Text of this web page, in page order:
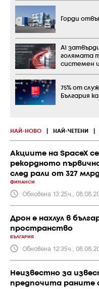
НАЙ-НОВО НАЙ-ЧЕТЕНИ
Акциите на SpaceX
рекордното
след рали от 327
ФИНАНСИ
Обновена 13:25ч.,
Дрон е нахлул в
пространство
БЪЛГАРИЯ
Обновена 12:35ч.,
Неизвестно за
предпочита раните
Горди
А1
голямата
системен
75% от
България